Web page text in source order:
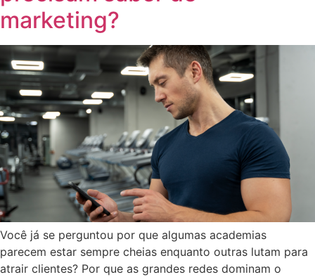
marketing?
Você já se perguntou por que algumas academias
parecem estar sempre cheias enquanto outras lutam para
atrair clientes? Por que as grandes redes dominam o